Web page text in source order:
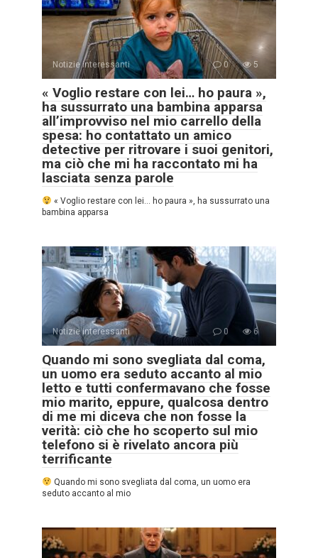
Notizie interessanti 0 5
« Voglio restare con lei… ho paura »,
ha sussurrato una bambina apparsa
all’improvviso nel mio carrello della
spesa: ho contattato un amico
detective per ritrovare i suoi genitori,
ma ciò che mi ha raccontato mi ha
lasciata senza parole
« Voglio restare con lei… ho paura », ha sussurrato una
bambina apparsa
Notizie interessanti 0 6
Quando mi sono svegliata dal coma,
un uomo era seduto accanto al mio
letto e tutti confermavano che fosse
mio marito, eppure, qualcosa dentro
di me mi diceva che non fosse la
verità: ciò che ho scoperto sul mio
telefono si è rivelato ancora più
terrificante
Quando mi sono svegliata dal coma, un uomo era
seduto accanto al mio